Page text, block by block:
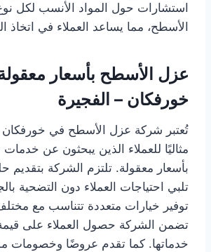
استشارات حول المواد الأنسب لكل
الأسطح، مما يساعد العملاء في اتخاذ
عزل الأسطح بأسعار
خورفكان – الفجيرة
تُعتبر شركة عزل الأسطح في خورفكان –
مثاليًا للعملاء الذين يبحثون عن
بأسعار معقولة. تلتزم الشركة بتقديم
تلبي احتياجات العملاء دون التضحية
توفير خيارات متعددة تتناسب مع مختلف
تضمن الشركة حصول العملاء على
خدماتها. كما تقدم عروضًا وخصومات